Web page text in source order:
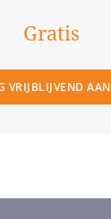
Gratis
VRIJBLIJVEND AAN